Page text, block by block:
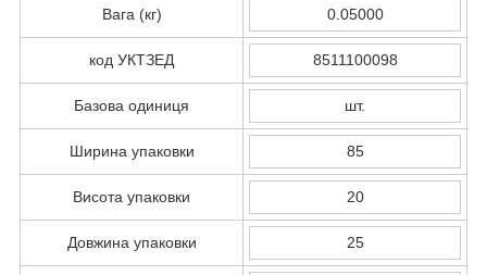
Вага (кг) 0.05000
код УКТЗЕД 8511100098
Базова одиниця шт.
Ширина упаковки 85
Висота упаковки 20
Довжина упаковки 25